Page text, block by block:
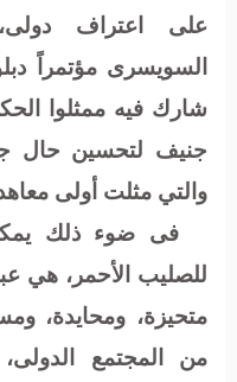
على اعتراف
شارك فيه ممثلوا
جنيف لتحسين حال
والتي مثلت أولى
فى ضوء ذلك يمكن
للصليب الأحمر، هي
متحيزة، ومحايدة،
من المجتمع